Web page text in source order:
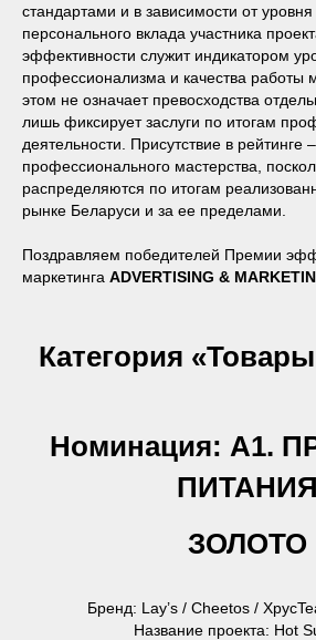
стандартами и в зависимости от уровня
персонального вклада участника
эффективности служит индикатором
профессионализма и качества работы
этом не означает превосходства
лишь фиксирует заслуги по итогам
деятельности. Присутствие в рейтинге
профессионального мастерства,
распределяются по итогам
рынке Беларуси и за ее пределами.
Поздравляем победителей Премии
маркетинга ADVERTISING &
Категория
Номинация: А1.
ПИТАНИЯ
ЗОЛОТО
Бренд: Lay’s / Cheetos /
Название проекта: Hot